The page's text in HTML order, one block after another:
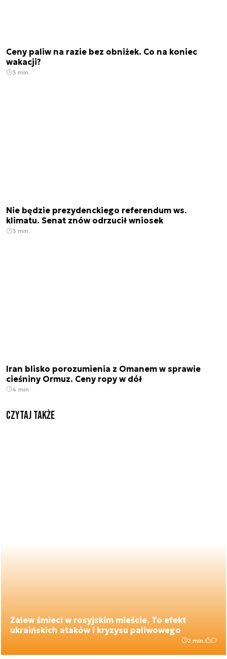
Ceny paliw na razie bez obniżek. Co na koniec
wakacji?
3 min.
Nie będzie prezydenckiego referendum ws.
klimatu. Senat znów odrzucił wniosek
3 min.
Iran blisko porozumienia z Omanem w sprawie
cieśniny Ormuz. Ceny ropy w dół
4 min.
Czytaj także
Zalew śmieci w rosyjskim mieście. To efekt
ukraińskich ataków i kryzysu paliwowego
2 min.